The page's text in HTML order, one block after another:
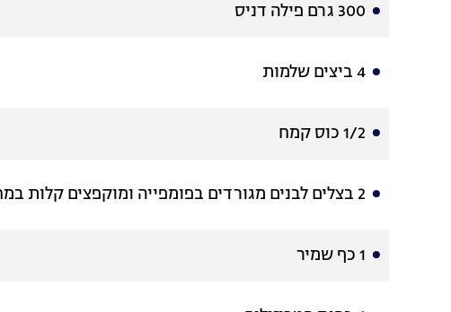
300 גרם פילה דניס
4 ביצים שלמות
1/2 כוס קמח
2 בצלים לבנים מגורדים בפומפייה ומוקפצים קלות במחבת לוהטת עם כף שמן זית
1 כף שמיר